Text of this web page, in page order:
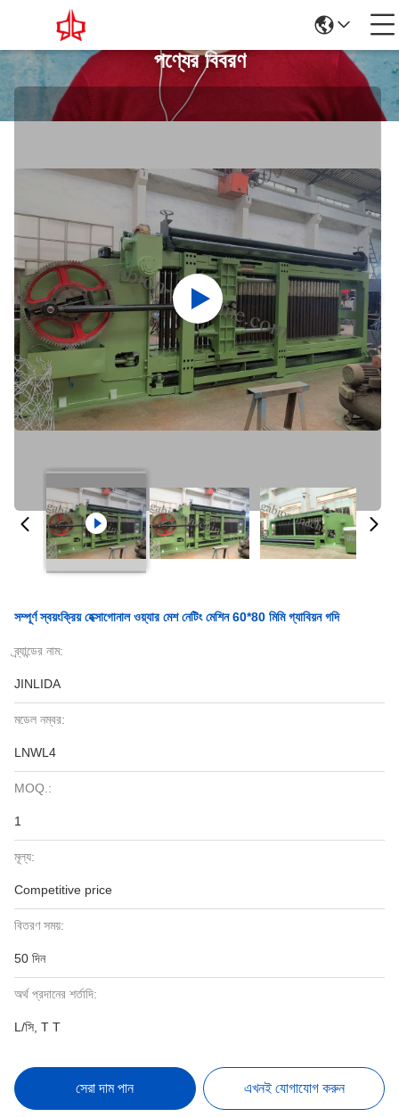
পণ্যের বিবরণ
সম্পূর্ণ স্বয়ংক্রিয় হেক্সাগোনাল ওয়্যার মেশ নেটিং মেশিন 60*80 মিমি গ্যাবিয়ন গদি
ব্র্যান্ডের নাম:
JINLIDA
মডেল নম্বর:
LNWL4
MOQ.:
1
মূল্য:
Competitive price
বিতরণ সময়:
50 দিন
অর্থ প্রদানের শর্তাদি:
L/সি, T T
সেরা দাম পান এখনই যোগাযোগ করুন